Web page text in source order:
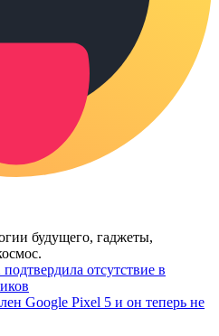
будущего, гаджеты,
отсутствие в
Google Pixel 5 и он теперь не